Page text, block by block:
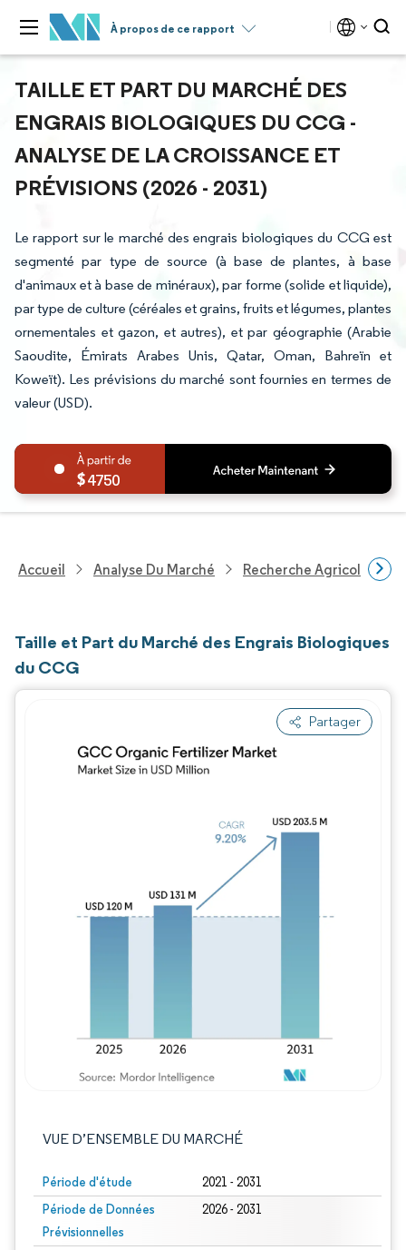
À propos de ce rapport
TAILLE ET PART DU MARCHÉ DES
ENGRAIS BIOLOGIQUES DU CCG -
ANALYSE DE LA CROISSANCE ET
PRÉVISIONS (2026 - 2031)
Le rapport sur le marché des engrais biologiques du CCG est
segmenté par type de source (à base de plantes, à base
d'animaux et à base de minéraux), par forme (solide et liquide),
par type de culture (céréales et grains, fruits et légumes, plantes
ornementales et gazon, et autres), et par géographie (Arabie
Saoudite, Émirats Arabes Unis, Qatar, Oman, Bahreïn et
Koweït). Les prévisions du marché sont fournies en termes de
valeur (USD).
4750
Accueil Analyse Du Marché Recherche Agricole
Taille et Part du Marché des Engrais Biologiques
du CCG
Partager
VUE D’ENSEMBLE DU MARCHÉ
Période d'étude 2021 - 2031
Période de Données
Prévisionnelles
2026 - 2031